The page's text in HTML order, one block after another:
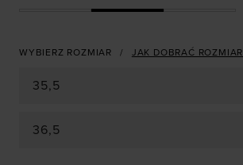
WYBIERZ ROZMIAR JAK DOBRAĆ ROZMIAR
35,5
36,5